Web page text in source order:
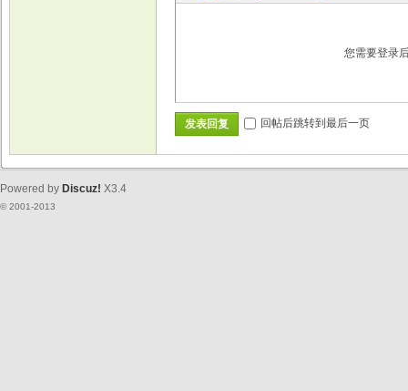
您需要登录
发表回复 回帖后跳转到最后一页
Powered by Discuz! X3.4
© 2001-2013